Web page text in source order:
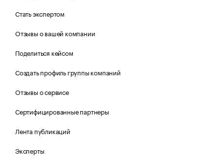
Стать экспертом
Отзывы о вашей компании
Поделиться кейсом
Создать профиль группы компаний
Отзывы о сервисе
Сертифицированные партнеры
Лента публикаций
Эксперты